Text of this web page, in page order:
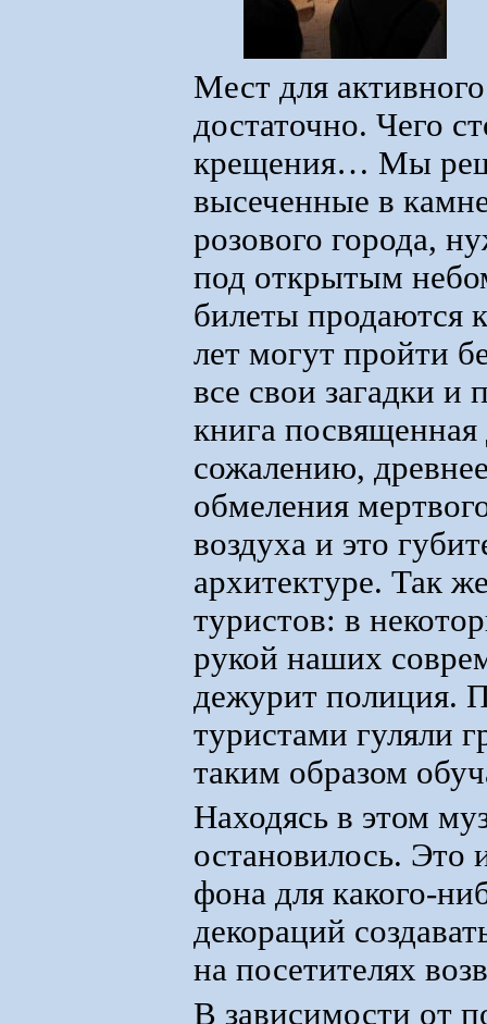
Мест для
достаточно. Чего
крещения… Мы
высеченные в
розового города,
под открытым
билеты продаются
лет могут пройти
все свои загадки и
книга
сожалению,
обмеления
воздуха и это
архитектуре. Так
туристов: в
рукой наших
дежурит полиция.
туристами гуляли
таким образом
Находясь в этом
остановилось. Это
фона для какого-
декораций
на посетителях
В зависимости от